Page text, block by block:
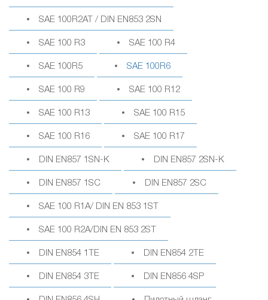
SAE 100R2AT / DIN EN853 2SN
SAE 100 R3 SAE 100 R4
SAE 100R5 SAE 100R6
SAE 100 R9 SAE 100 R12
SAE 100 R13 SAE 100 R15
SAE 100 R16 SAE 100 R17
DIN EN857 1SN-K DIN EN857 2SN-K
DIN EN857 1SC DIN EN857 2SC
SAE 100 R1A/ DIN EN 853 1ST
SAE 100 R2A/DIN EN 853 2ST
DIN EN854 1TE DIN EN854 2TE
DIN EN854 3TE DIN EN856 4SP